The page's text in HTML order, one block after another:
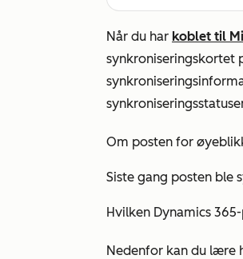
Når du har koblet til
synkroniseringskortet
Om posten for
Siste gang posten ble
Hvilken Dynamics
Nedenfor kan du lære